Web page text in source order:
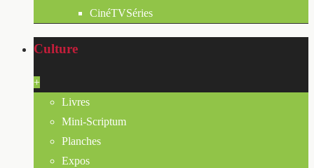
CinéTVSéries
Culture
+
Livres
Mini-Scriptum
Planches
Expos